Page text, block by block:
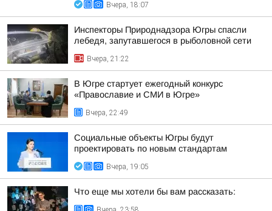
Вчера, 18:07
Инспекторы Природнадзора Югры спасли
лебедя, запутавшегося в рыболовной сети
Вчера, 21:22
В Югре стартует ежегодный конкурс
«Православие и СМИ в Югре»
Вчера, 22:49
Социальные объекты Югры будут
проектировать по новым стандартам
Вчера, 19:05
Что еще мы хотели бы вам рассказать: